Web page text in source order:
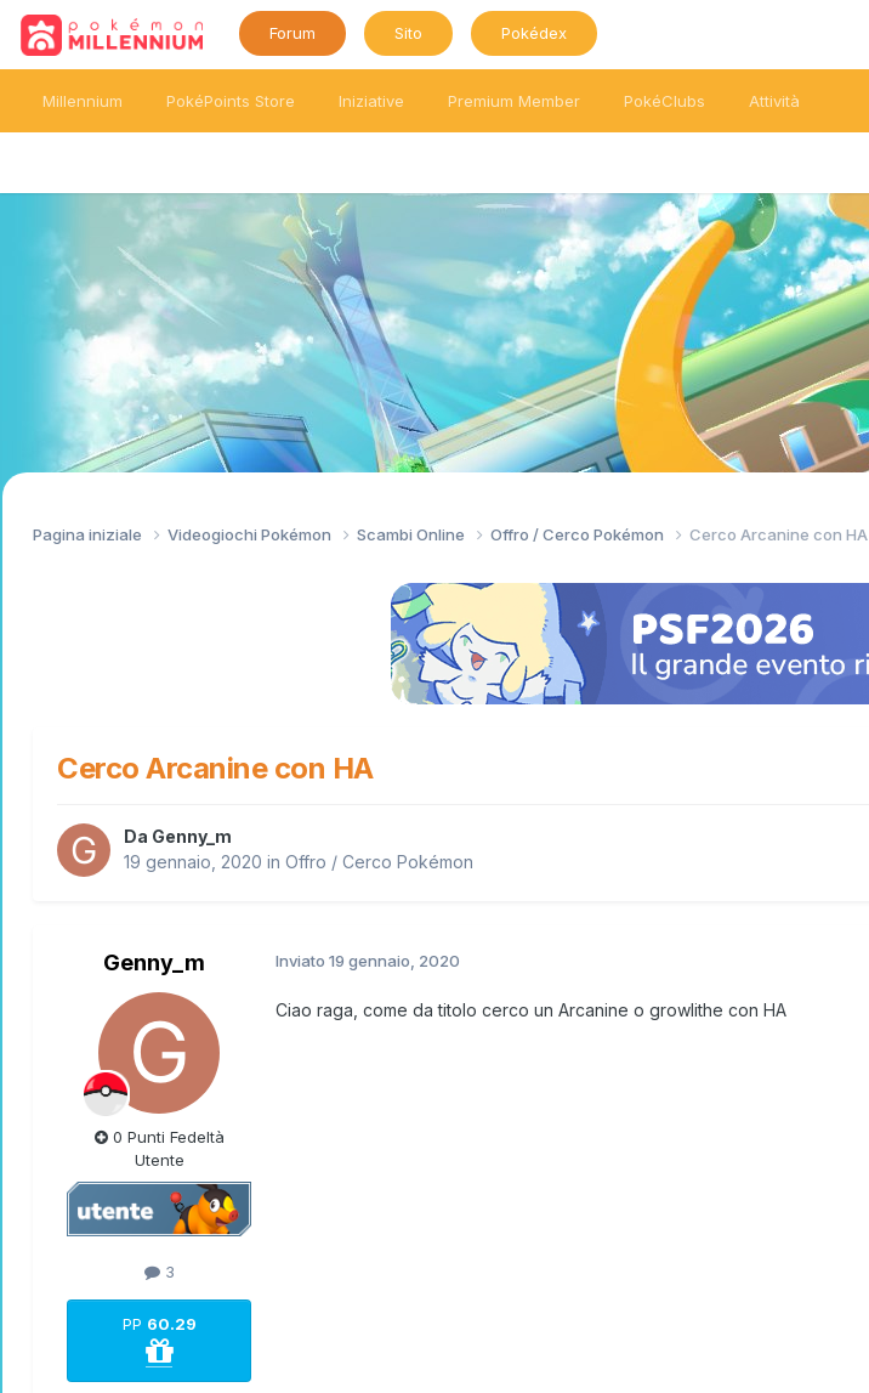
Forum Sito Pokédex
Millennium PokéPoints Store Iniziative Premium Member PokéClubs Attività
Pagina iniziale Videogiochi Pokémon Scambi Online Offro / Cerco Pokémon Cerco Arcanine con HA
Cerco Arcanine con HA
Da Genny_m
19 gennaio, 2020 in Offro / Cerco Pokémon
Genny_m
0 Punti Fedeltà
Utente
3
PP 60.29
Inviato 19 gennaio, 2020
Ciao raga, come da titolo cerco un Arcanine o growlithe con HA